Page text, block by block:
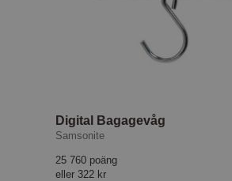
Digital Bagagevåg
Samsonite
25 760 poäng
eller 322 kr